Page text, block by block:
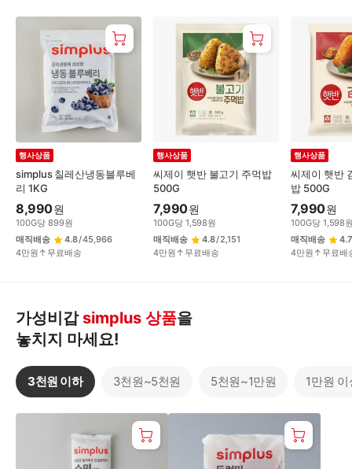
simplus 칠레산냉동블루베
리 1KG
행사상품
8,990원
100G당 899원
매직배송
4.8/45,966
4만원↑무료배송
씨제이 햇반 불고기 주먹밥
500G
행사상품
7,990원
100G당 1,598원
매직배송
4.8/2,151
4만원↑무료배송
씨제이 햇반
밥 500G
행사상품
7,990원
100G당 1,598
매직배송
4.7
4만원↑무료배
가성비갑 simplus 상품을
놓치지 마세요!
3천원 이하 3천원~5천원 5천원~1만원 1만원 이